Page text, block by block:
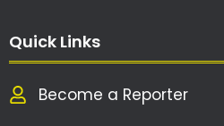
Quick Links
Become a Reporter